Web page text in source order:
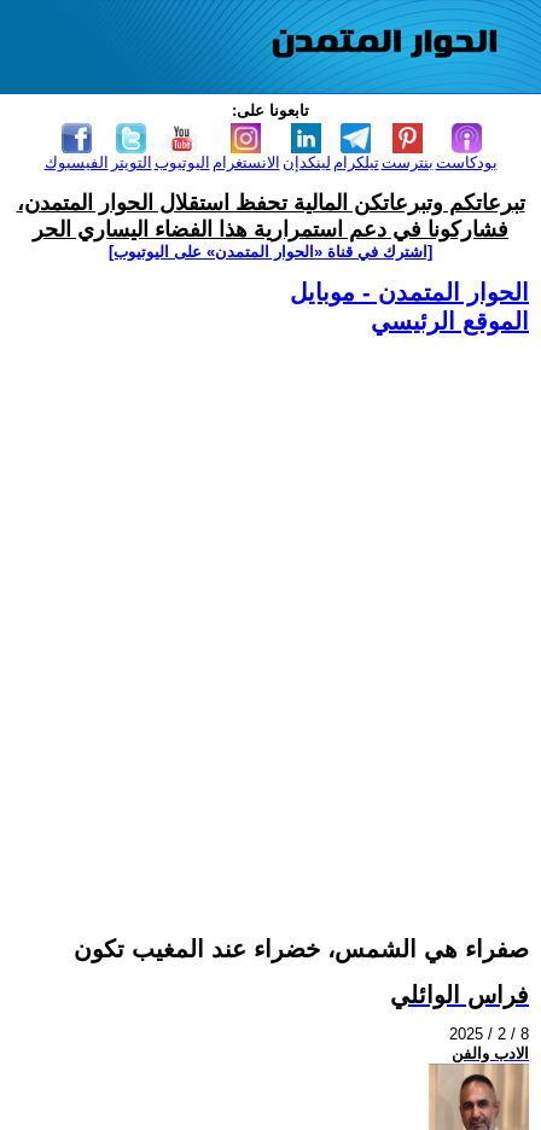
تابعونا على:
الفيسبوك التويتر اليوتيوب الانستغرام لينكدإن تيلكرامبنترست بودكاست
تبرعاتكم وتبرعاتكن المالية تحفظ استقلال الحوار المتمدن،
فشاركونا في دعم استمرارية هذا الفضاء اليساري الحر
[اشترك في قناة ‫«الحوار المتمدن» على اليوتيوب]
الحوار المتمدن - موبايل
الموقع الرئيسي
صفراء هي الشمس، خضراء عند المغيب تكون
فراس الوائلي
2025 / 2 / 8
الادب والفن